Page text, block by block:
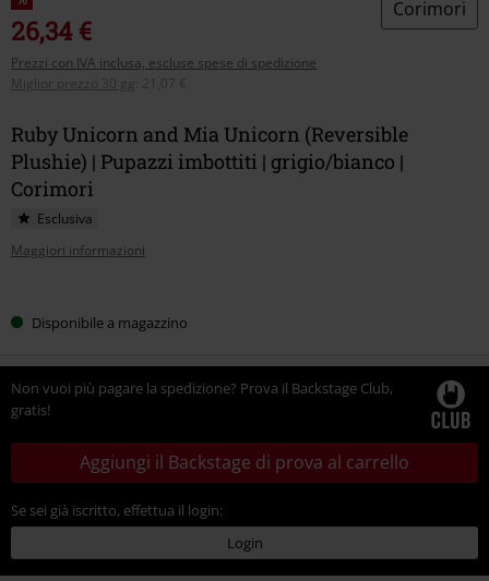
26,34 €
Prezzi con IVA inclusa, escluse spese di spedizione
Miglior prezzo 30 gg 21,07 €
Corimori
Ruby Unicorn and Mia Unicorn (Reversible
Plushie) | Pupazzi imbottiti | grigio/bianco |
Corimori
Esclusiva
Maggiori informazioni
la
taglia
Disponibile a magazzino
Non vuoi più pagare la spedizione? Prova il Backstage Club,
gratis!
Aggiungi il Backstage di prova al carrello
Se sei già iscritto, effettua il login:
Login